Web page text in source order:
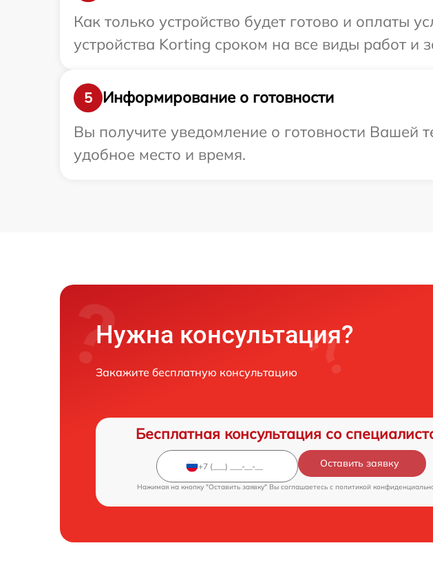
Как только устройство будет готово и оплаты
устройства Korting сроком на все виды работ и
5
Информирование о готовности
Вы получите уведомление о готовности Вашей
удобное место и время.
Нужна консультация?
Закажите бесплатную консультацию
Бесплатная консультация со
Оставить заявку
Нажимая на кнопку "Оставить заявку" Вы соглашаетесь c политикой